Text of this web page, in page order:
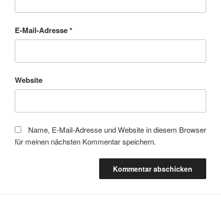
E-Mail-Adresse*
Website
Name, E-Mail-Adresse und Website in diesem Browser
für meinen nächsten Kommentar speichern.